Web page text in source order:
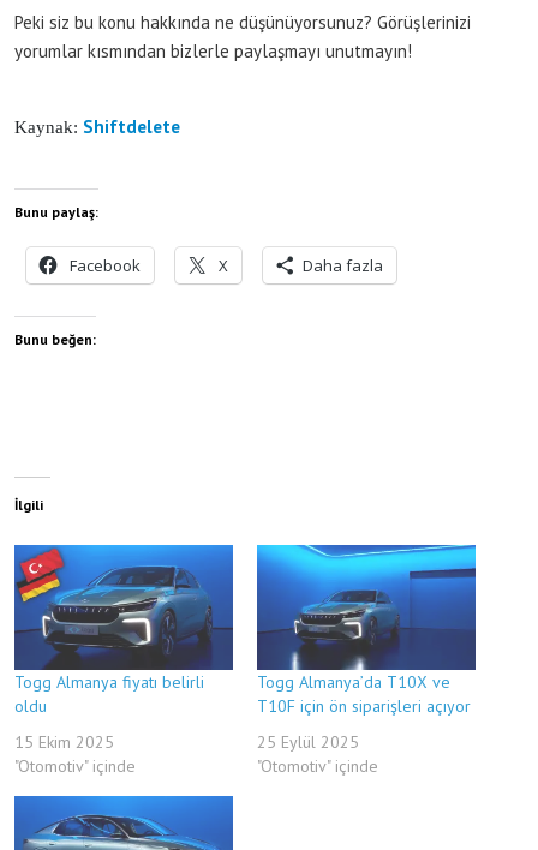
Peki siz bu konu hakkında ne düşünüyorsunuz? Görüşlerinizi
yorumlar kısmından bizlerle paylaşmayı unutmayın!
Kaynak: Shiftdelete
Bunu paylaş:
Facebook X Daha fazla
Bunu beğen:
İlgili
Togg Almanya fiyatı belirli
oldu
15 Ekim 2025
"Otomotiv" içinde
Togg Almanya’da T10X ve
T10F için ön siparişleri açıyor
25 Eylül 2025
"Otomotiv" içinde